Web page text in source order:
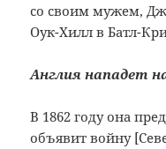
со своим мужем,
Оук-Хилл в Батл-
Англия нападет
В 1862 году она
объявит войну